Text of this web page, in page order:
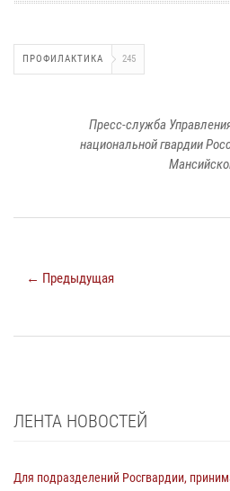
ПРОФИЛАКТИКА 245
Пресс-служба
национальной гвардии
← Предыдущая
ЛЕНТА НОВОСТЕЙ
Для подразделений Росгвардии,